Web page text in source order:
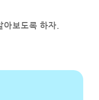
아보도록 하자.